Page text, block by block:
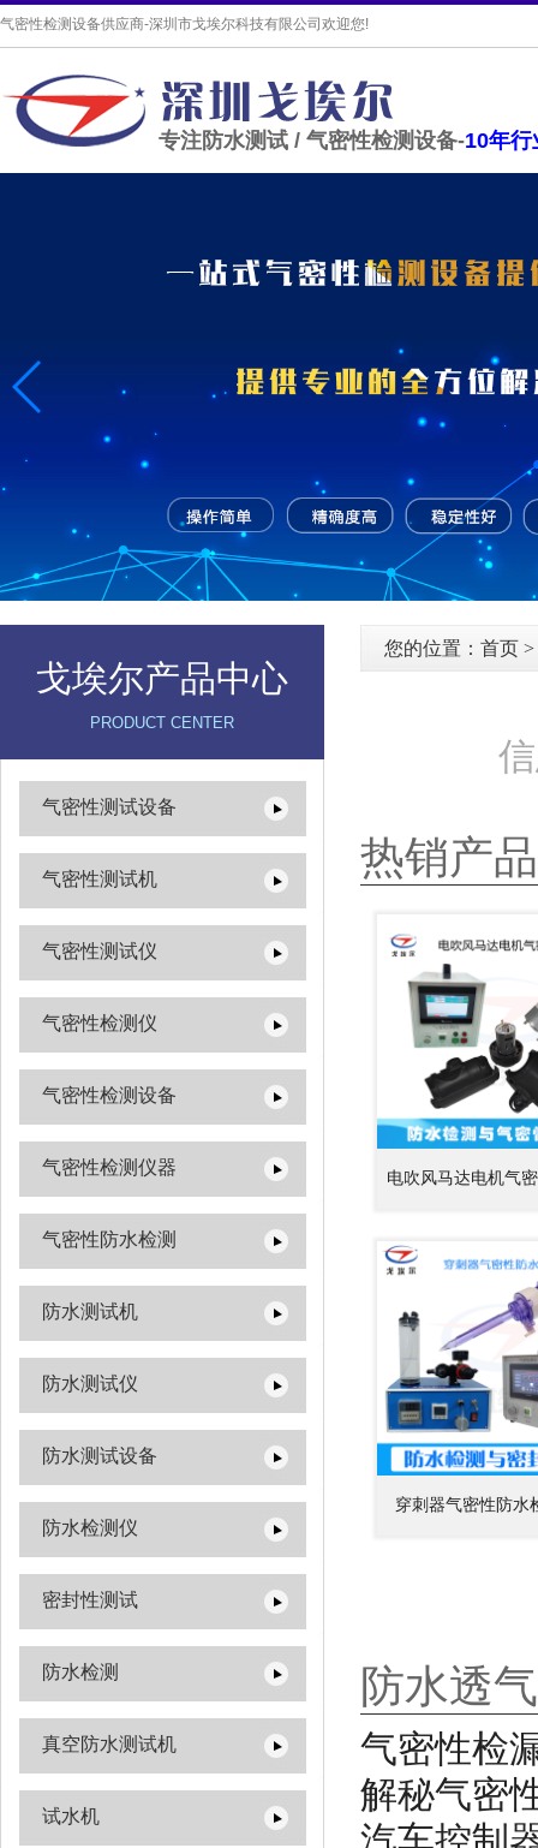
气密性检测设备供应商-深圳市戈埃尔科技有限公司欢迎您!
专注防水测试 / 气密性检测设备-10年行
戈埃尔产品中心
PRODUCT CENTER
气密性测试设备
气密性测试机
气密性测试仪
气密性检测仪
气密性检测设备
气密性检测仪器
气密性防水检测
防水测试机
防水测试仪
防水测试设备
防水检测仪
密封性测试
防水检测
真空防水测试机
试水机
您的位置： 首页 >
热销产
电吹风马达电机气
穿刺器气密性防水
防水透
气密性检
解秘气密